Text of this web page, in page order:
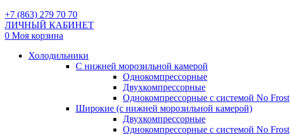
+7 (863) 279 70 70
ЛИЧНЫЙ КАБИНЕТ
0 Моя корзина
Холодильники
С нижней морозильной камерой
Однокомпрессорные
Двухкомпрессорные
Однокомпрессорные с системой No Frost
Широкие (с нижней морозильной камерой)
Двухкомпрессорные
Однокомпрессорные с системой No Frost